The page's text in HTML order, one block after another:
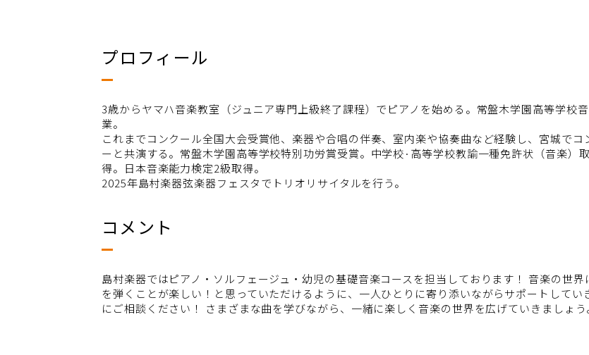
プロフィール
3歳からヤマハ音楽教室（ジュニア専門上級終了課程）でピアノを始める。常盤木学園高等学校
業。
これまでコンクール全国大会受賞他、楽器や合唱の伴奏、室内楽や協奏曲など経験し、宮城で
ーと共演する。常盤木学園高等学校特別功労賞受賞。中学校·高等学校教諭一種免許状（音楽）
得。日本音楽能力検定2級取得。
2025年島村楽器弦楽器フェスタでトリオリサイタルを行う。
コメント
島村楽器ではピアノ・ソルフェージュ・幼児の基礎音楽コースを担当しております！ 音楽の世
を弾くことが楽しい！と思っていただけるように、一人ひとりに寄り添いながらサポートして
にご相談ください！ さまざまな曲を学びながら、一緒に楽しく音楽の世界を広げていきましょう